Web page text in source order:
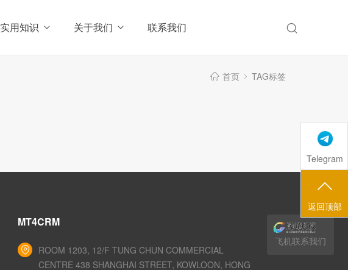
实用知识 关于我们 联系我们
首页 TAG标签
MT4CRM
ROOM 1203, 12/F TUNG CHUN COMMERCIAL
CENTRE 438 SHANGHAI STREET, KOWLOON, HONG
飞机联系我们
Telegram
返回顶部